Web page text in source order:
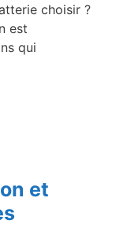
choisir ?
est
qui
et